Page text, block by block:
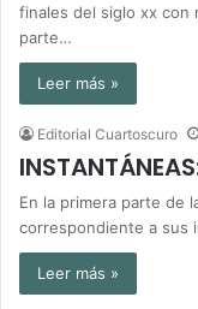
finales del siglo xx con
parte…
Leer más »
Editorial Cuartoscuro
En la primera parte de
correspondiente a sus
Leer más »